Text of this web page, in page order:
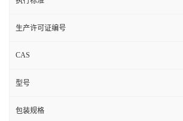
生产许可证编号
CAS
型号
包装规格